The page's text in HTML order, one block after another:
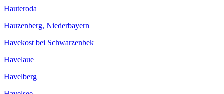
Hauteroda
Hauzenberg, Niederbayern
Havekost bei Schwarzenbek
Havelaue
Havelberg